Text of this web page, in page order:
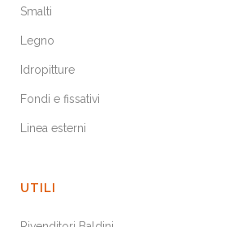
Smalti
Legno
Idropitture
Fondi e fissativi
Linea esterni
UTILI